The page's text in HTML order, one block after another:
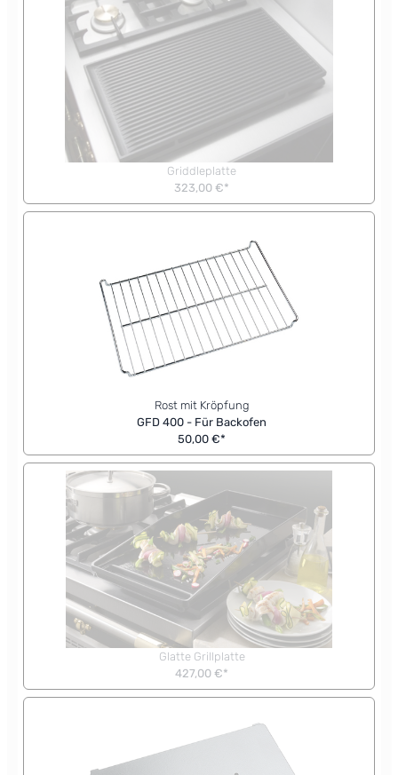
Griddleplatte
323,00 €*
Rost mit Kröpfung
GFD 400 - Für Backofen
50,00 €*
Glatte Grillplatte
427,00 €*